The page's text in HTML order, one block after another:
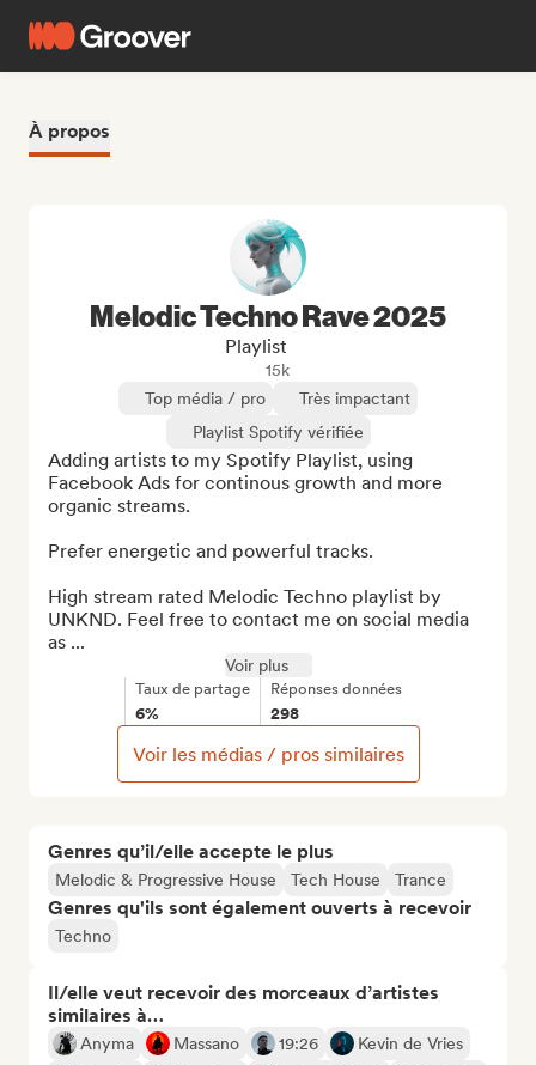
À propos
Genres qu’il/elle accepte le plus
Melodic & Progressive House Tech House Trance
Genres qu'ils sont également ouverts à recevoir
Techno
Il/elle veut recevoir des morceaux d’artistes
similaires à…
Anyma Massano 19:26
Kevin de Vries
Melodic Techno Rave 2025
Playlist
15k
Top média / pro
Très impactant
Playlist Spotify vérifiée
Adding artists to my Spotify Playlist, using
Facebook Ads for continous growth and more
organic streams.
Prefer energetic and powerful tracks.
High stream rated Melodic Techno playlist by
UNKND. Feel free to contact me on social media
as ...
Voir plus
Taux de partage
6%
Réponses données
298
Voir les médias / pros similaires